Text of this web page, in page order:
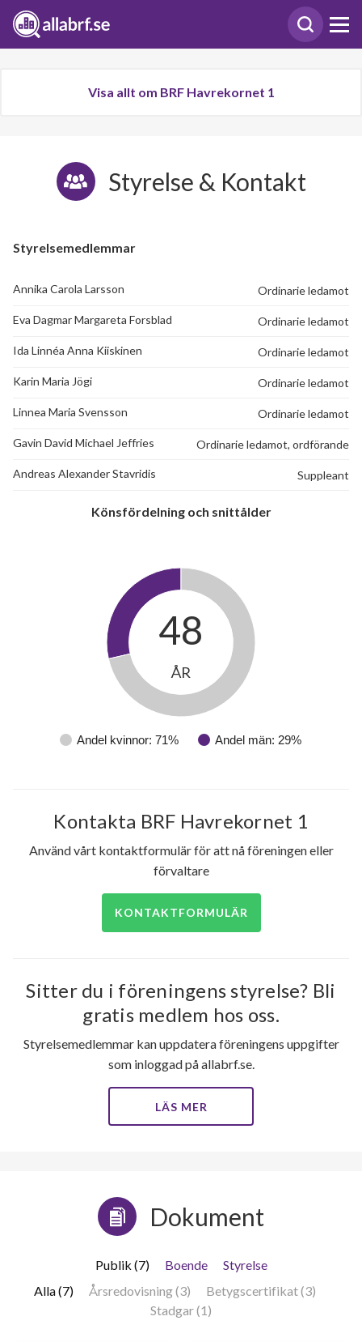
Visa allt om BRF Havrekornet 1
Styrelse & Kontakt
Styrelsemedlemmar
Annika Carola Larsson Ordinarie ledamot
Eva Dagmar Margareta Forsblad Ordinarie ledamot
Ida Linnéa Anna Kiiskinen Ordinarie ledamot
Karin Maria Jögi Ordinarie ledamot
Linnea Maria Svensson Ordinarie ledamot
Gavin David Michael Jeffries Ordinarie ledamot, ordförande
Andreas Alexander Stavridis Suppleant
Könsfördelning och snittålder
Andel kvinnor: 71% Andel män: 29%
48
ÅR
Kontakta BRF Havrekornet 1
Använd vårt kontaktformulär för att nå föreningen eller
förvaltare
KONTAKTFORMULÄR
Sitter du i föreningens styrelse? Bli
gratis medlem hos oss.
Styrelsemedlemmar kan uppdatera föreningens uppgifter
som inloggad på allabrf.se.
LÄS MER
Dokument
Publik (7) Boende
Styrelse
Alla (7)
Årsredovisning (3)
Betygscertifikat (3)
Stadgar (1)